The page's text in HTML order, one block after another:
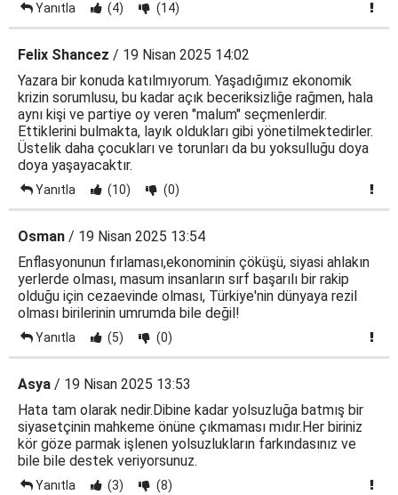
Yanıtla (4) (14)
Felix Shancez / 19 Nisan 2025 14:02
Yazara bir konuda katılmıyorum. Yaşadığımız ekonomik
krizin sorumlusu, bu kadar açık beceriksizliğe rağmen, hala
aynı kişi ve partiye oy veren "malum" seçmenlerdir.
Ettiklerini bulmakta, layık oldukları gibi yönetilmektedirler.
Üstelik daha çocukları ve torunları da bu yoksulluğu doya
doya yaşayacaktır.
Yanıtla (10) (0)
Osman / 19 Nisan 2025 13:54
Enflasyonunun fırlaması,ekonominin çöküşü, siyasi ahlakın
yerlerde olması, masum insanların sırf başarılı bir rakip
olduğu için cezaevinde olması, Türkiye'nin dünyaya rezil
olması birilerinin umrumda bile değil!
Yanıtla (5) (0)
Asya / 19 Nisan 2025 13:53
Hata tam olarak nedir.Dibine kadar yolsuzluğa batmış bir
siyasetçinin mahkeme önüne çıkmaması mıdır.Her biriniz
kör göze parmak işlenen yolsuzlukların farkındasınız ve
bile bile destek veriyorsunuz.
Yanıtla (3) (8)